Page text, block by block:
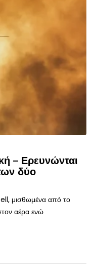
– Ερευνώνται
δύο
μισθωμένα από το
αέρα ενώ